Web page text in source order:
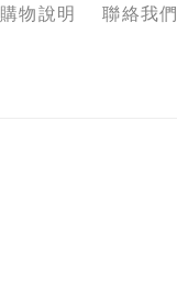
購物說明 聯絡我們